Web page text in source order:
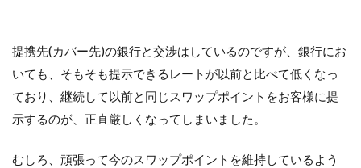
提携先(カバー先)の銀行と交渉はしているのですが、銀行にお
いても、そもそも提示できるレートが以前と比べて低くなっ
ており、継続して以前と同じスワップポイントをお客様に提
示するのが、正直厳しくなってしまいました。
むしろ、頑張って今のスワップポイントを維持しているよう